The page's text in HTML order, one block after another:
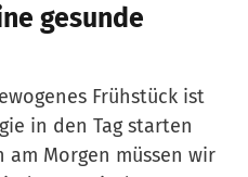
gesunde
Frühstück ist
in den Tag starten
am Morgen müssen wir